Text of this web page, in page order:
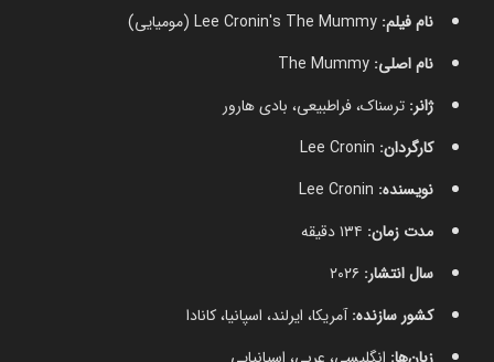
نام فیلم:
نام اصلی:
ژانر: ترسناک، فراطبیعی، بادی هارور
کارگردان:
نویسنده:
مدت زمان:
سال انتشار:
کشور سازنده:آمریکا، ایرلند، اسپانیا، کانادا